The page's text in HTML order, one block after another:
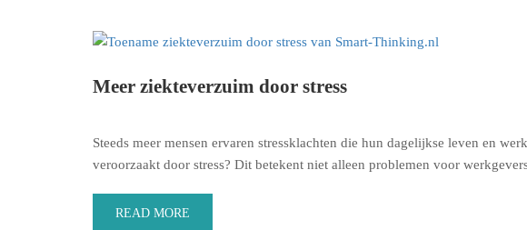
Meer ziekteverzuim door stress
Steeds meer mensen ervaren stressklachten die hun dagelijkse leven en
veroorzaakt door stress? Dit betekent niet alleen problemen voor
READ MORE